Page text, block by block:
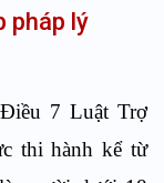
pháp lý
7 Luật Trợ
thi hành kể từ